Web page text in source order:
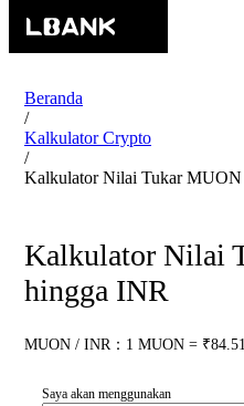
Beranda
/
Kalkulator Crypto
/
Kalkulator Nilai Tukar MUON
Kalkulator Nilai
hingga INR
MUON / INR：1 MUON =
Saya akan menggunakan